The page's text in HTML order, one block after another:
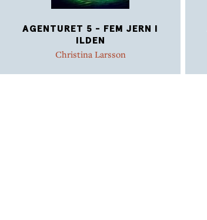
AGENTURET 5 - FEM JERN I
ILDEN
Christina Larsson